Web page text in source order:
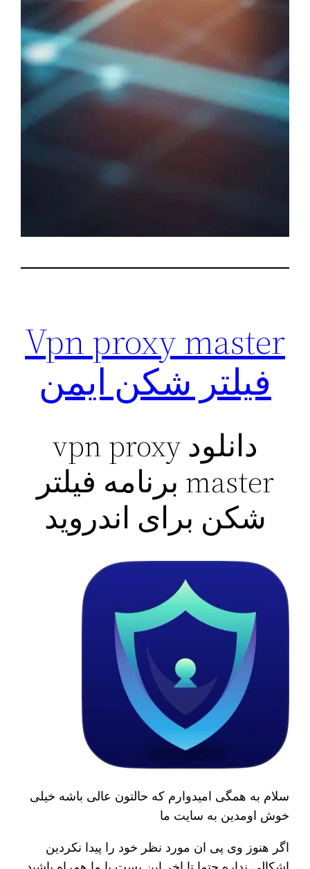
Vpn proxy master
فیلتر شکن ایمن
دانلود vpn proxy
master برنامه فیلتر
شکن برای اندروید
سلام به همگی امیدوارم که حالتون عالی باشه خیلی
خوش اومدین به سایت ما
اگر هنوز وی پی ان مورد نظر خود را پیدا نکردین